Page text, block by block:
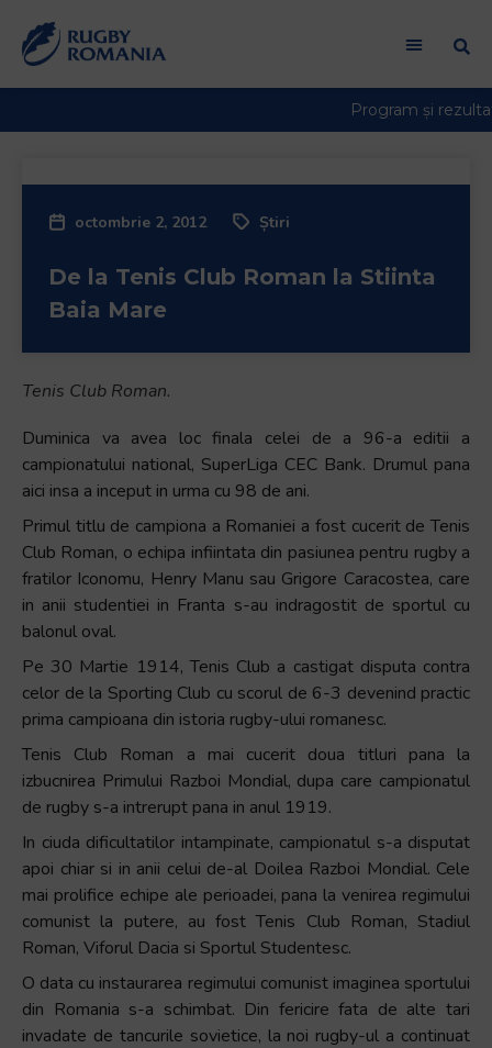
venit
cititorul
Pentru
cititorul
One
„Ctrl
comandă
rapidă
activează
cititorul
ecran
interacționați
octombrie 2, 2012 Știri
De la Tenis Club Roman la Stiinta
Baia Mare
Tenis Club Roman.
Duminica va avea loc finala celei de a 96-a editii a
campionatului national, SuperLiga CEC Bank. Drumul pana
aici insa a inceput in urma cu 98 de ani.
Primul titlu de campiona a Romaniei a fost cucerit de Tenis
Club Roman, o echipa infiintata din pasiunea pentru rugby a
fratilor Iconomu, Henry Manu sau Grigore Caracostea, care
in anii studentiei in Franta s-au indragostit de sportul cu
balonul oval.
Pe 30 Martie 1914, Tenis Club a castigat disputa contra
celor de la Sporting Club cu scorul de 6-3 devenind practic
prima campioana din istoria rugby-ului romanesc.
Tenis Club Roman a mai cucerit doua titluri pana la
izbucnirea Primului Razboi Mondial, dupa care campionatul
de rugby s-a intrerupt pana in anul 1919.
In ciuda dificultatilor intampinate, campionatul s-a disputat
apoi chiar si in anii celui de-al Doilea Razboi Mondial. Cele
mai prolifice echipe ale perioadei, pana la venirea regimului
comunist la putere, au fost Tenis Club Roman, Stadiul
Roman, Viforul Dacia si Sportul Studentesc.
O data cu instaurarea regimului comunist imaginea sportului
din Romania s-a schimbat. Din fericire fata de alte tari
invadate de tancurile sovietice, la noi rugby-ul a continuat